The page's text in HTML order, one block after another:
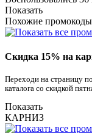
Показать
Похожие промокоды
Скидка 15% на
Переходи на страницу
каталога со скидкой
Показать
КАРНИЗ